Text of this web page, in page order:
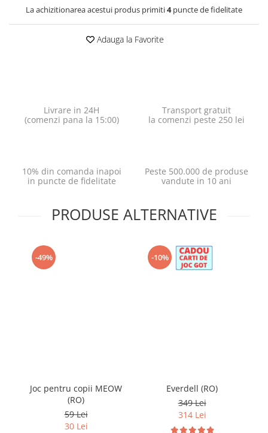
La achizitionarea acestui produs primiti4puncte de fidelitate
Adauga la Favorite
Livrare in 24H
(comenzi pana la 15:00)
Transport gratuit
la comenzi peste 250 lei
10% din comanda inapoi
in puncte de fidelitate
Peste 500.000 de produse
vandute in 10 ani
PRODUSE ALTERNATIVE
-49%
Joc pentru copii MEOW
(RO)
59 Lei
30 Lei
-10%
Everdell (RO)
349 Lei
314 Lei